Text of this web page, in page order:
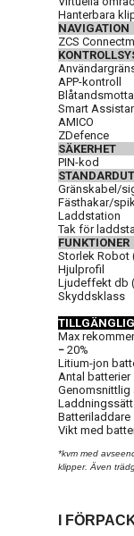
Hanterbara
NAVIGATION
ZCS
APP-kontroll
Smart
AMICO
ZDefence
SÄKERHET
PIN-kod
Gränskabel/
Fästhakar/
Laddstation
Tak för
FUNKTIONER
Storlek Robot
Hjulprofil
Ljudeffekt db
Skyddsklass
Max
− 20%
Litium-jon
Antal batterier
Genomsnittlig
Laddningssätt
Batteriladdare
Vikt med
*kvm med
klipper. Även
I